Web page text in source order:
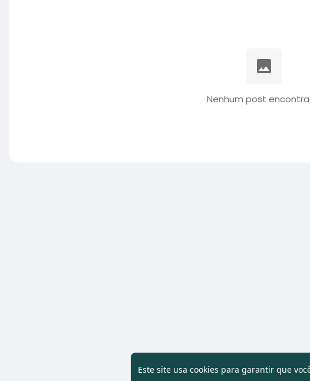
Este site usa cookies para garantir que
Nenhum post